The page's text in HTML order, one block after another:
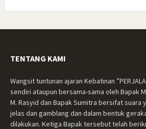
TENTANG KAMI
Wangsit tuntunan ajaran Kebatinan
sendiri ataupun bersama-sama oleh Bapak
M. Rasyid dan Bapak Sumitra bersifat suara
jelas dan gamblang dan dalam bentuk
dilakukan. Ketiga Bapak tersebut telah